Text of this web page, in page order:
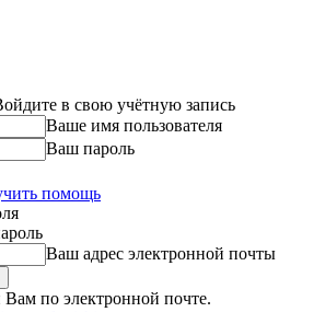
в свою учётную запись
Ваше имя пользователя
Ваш пароль
помощь
Ваш адрес электронной почты
Вам по электронной почте.